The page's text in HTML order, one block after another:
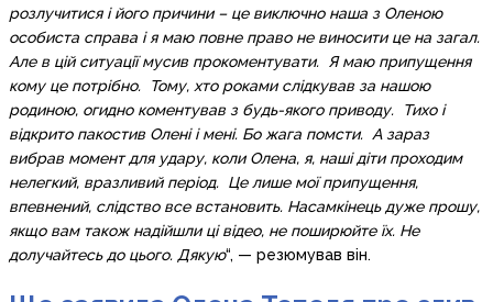
розлучитися і його причини – це виключно наша з Оленою
особиста справа і я маю повне право не виносити це на загал.
Але в цій ситуації мусив прокоментувати. Я маю припущення
кому це потрібно. Тому, хто роками слідкував за нашою
родиною, огидно коментував з будь-якого приводу. Тихо і
відкрито пакостив Олені і мені. Бо жага помсти. А зараз
вибрав момент для удару, коли Олена, я, наші діти проходим
нелегкий, вразливий період. Це лише мої припущення,
впевнений, слідство все встановить. Насамкінець дуже прошу,
якщо вам також надійшли ці відео, не поширюйте їх. Не
долучайтесь до цього. Дякую“, — резюмував він.